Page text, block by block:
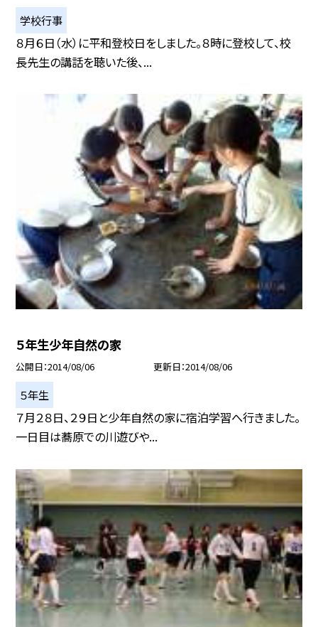
学校行事
８月６日（水）に平和登校日をしました。８時に登校して、校
長先生の講話を聴いた後、...
５年生少年自然の家
公開日 2014/08/06 更新日 2014/08/06
５年生
７月２８日、２９日と少年自然の家に宿泊学習へ行きました。
一日目は蕎原での川遊びや...